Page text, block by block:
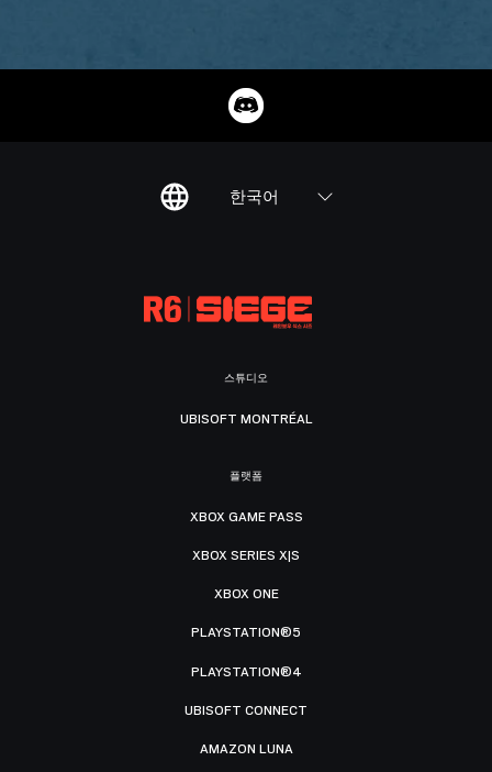
한국어
스튜디오
UBISOFT MONTRÉAL
플랫폼
XBOX GAME PASS
XBOX SERIES X|S
XBOX ONE
PLAYSTATION®5
PLAYSTATION®4
UBISOFT CONNECT
AMAZON LUNA